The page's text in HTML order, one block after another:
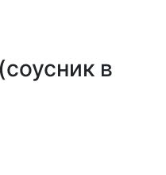
в